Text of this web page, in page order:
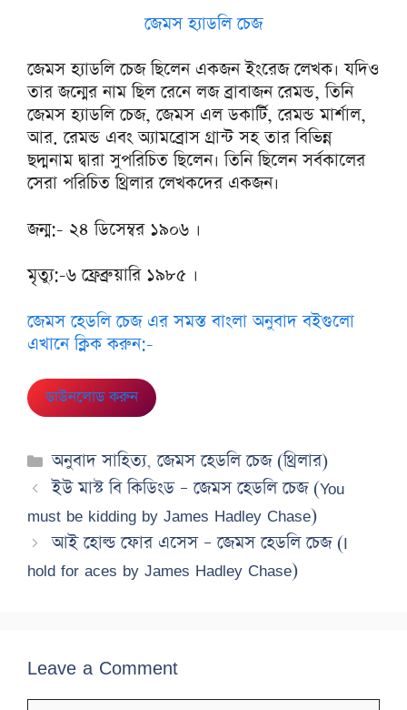
জেমস হ্যাডলি চেজ
জেমস হ্যাডলি চেজ ছিলেন একজন ইংরেজ লেখক। যদিও
তার জন্মের নাম ছিল রেনে লজ ব্রাবাজন রেমন্ড, তিনি
জেমস হ্যাডলি চেজ, জেমস এল ডকার্টি, রেমন্ড মার্শাল,
আর. রেমন্ড এবং অ্যামব্রোস গ্রান্ট সহ তার বিভিন্ন
ছদ্মনাম দ্বারা সুপরিচিত ছিলেন। তিনি ছিলেন সর্বকালের
সেরা পরিচিত থ্রিলার লেখকদের একজন।
জন্ম:- ২৪ ডিসেম্বর ১৯০৬ ।
মৃত্যু:-৬ ফ্রেব্রুয়ারি ১৯৮৫ ।
জেমস হেডলি চেজ এর সমস্ত বাংলা অনুবাদ বইগুলো
এখানে ক্লিক করুন:-
ডাউনলোড করুন
Categories
অনুবাদ সাহিত্য,জেমস হেডলি চেজ (থ্রিলার)
ইউ মাস্ট বি কিডিংড – জেমস হেডলি চেজ (You
must be kidding by James Hadley Chase)
আই হোল্ড ফোর এসেস – জেমস হেডলি চেজ (I
hold for aces by James Hadley Chase)
Leave a Comment